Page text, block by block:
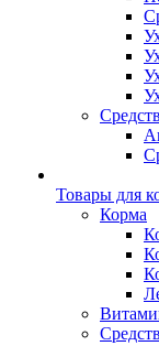
Товары для
Корма